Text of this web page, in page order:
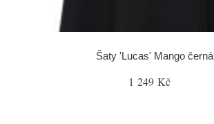
Šaty 'Lucas' Mango černá
1 249 Kč